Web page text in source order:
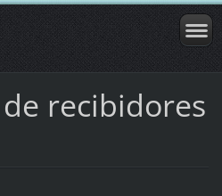
recibidores